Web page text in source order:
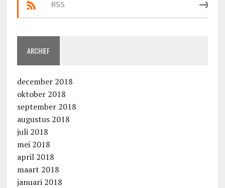
RSS
ARCHIEF
december 2018
oktober 2018
september 2018
augustus 2018
juli 2018
mei 2018
april 2018
maart 2018
januari 2018